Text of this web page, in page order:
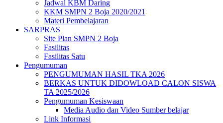
Jadwal KBM Daring
KKM SMPN 2 Boja 2020/2021
Materi Pembelajaran
SARPRAS
Site Plan SMPN 2 Boja
Fasilitas
Fasilitas Satu
Pengumuman
PENGUMUMAN HASIL TKA 2026
BERKAS UNTUK DIDOWLOAD CALON SISWA
TA 2025/2026
Pengumuman Kesiswaan
Media Audio dan Video Sumber belajar
Link Informasi